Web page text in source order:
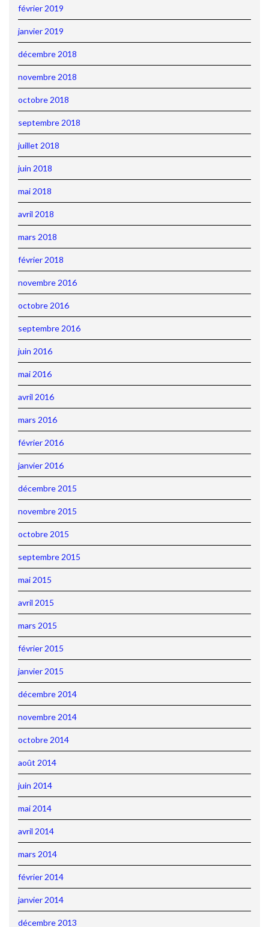
février 2019
janvier 2019
décembre 2018
novembre 2018
octobre 2018
septembre 2018
juillet 2018
juin 2018
mai 2018
avril 2018
mars 2018
février 2018
novembre 2016
octobre 2016
septembre 2016
juin 2016
mai 2016
avril 2016
mars 2016
février 2016
janvier 2016
décembre 2015
novembre 2015
octobre 2015
septembre 2015
mai 2015
avril 2015
mars 2015
février 2015
janvier 2015
décembre 2014
novembre 2014
octobre 2014
août 2014
juin 2014
mai 2014
avril 2014
mars 2014
février 2014
janvier 2014
décembre 2013